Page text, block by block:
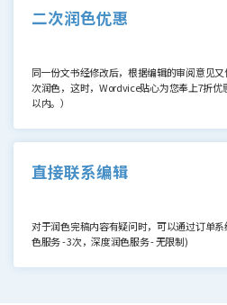
二次润色优惠
同一份文书经修改后，根据编辑的审阅意见
次润色，这时，Wordvice贴心为您奉上7折
以内。）
直接联系编辑
对于润色完稿内容有疑问时，可以通过订单系
色服务 - 3次，深度润色服务 - 无限制)